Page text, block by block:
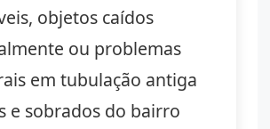
objetos caídos
ou problemas
em tubulação antiga
e sobrados do bairro